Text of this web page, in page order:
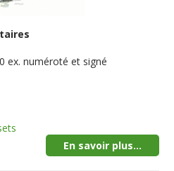
ex. numéroté et signé
En savoir plus...